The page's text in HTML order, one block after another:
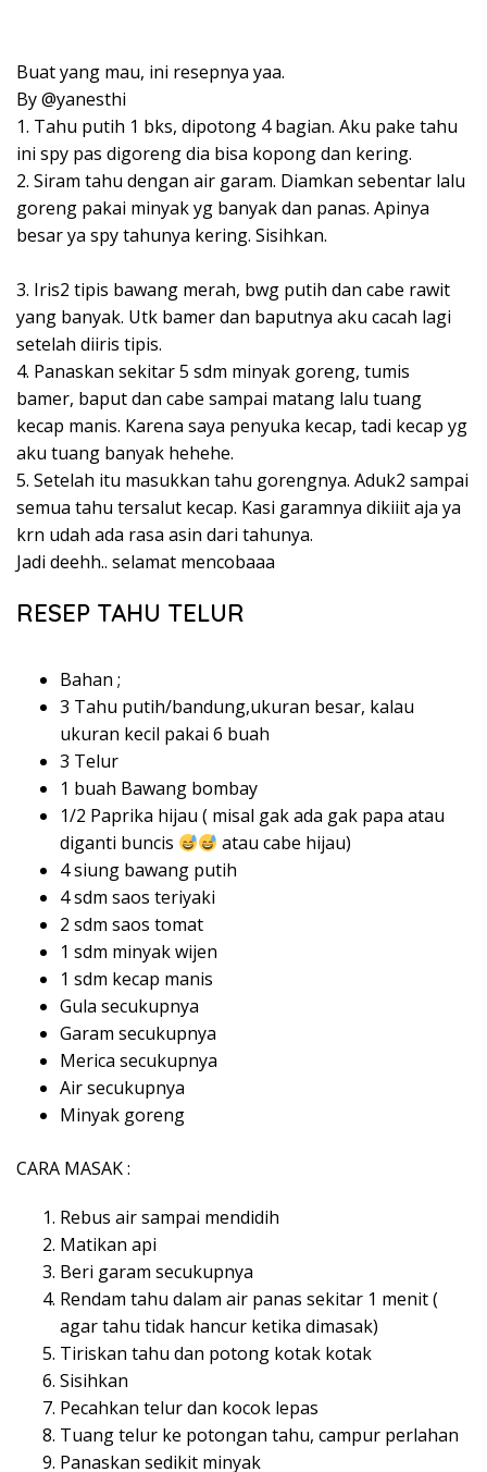
Buat yang mau, ini resepnya yaa. ⁣⁣
By @yanesthi ⁣⁣
1. Tahu putih 1 bks, dipotong 4 bagian. Aku pake tahu
ini spy pas digoreng dia bisa kopong dan kering. ⁣⁣
2. Siram tahu dengan air garam. Diamkan sebentar lalu
goreng pakai minyak yg banyak dan panas. Apinya
besar ya spy tahunya kering. Sisihkan.⁣⁣
3. Iris2 tipis bawang merah, bwg putih dan cabe rawit
yang banyak. Utk bamer dan baputnya aku cacah lagi
setelah diiris tipis. ⁣⁣
4. Panaskan sekitar 5 sdm minyak goreng, tumis
bamer, baput dan cabe sampai matang lalu tuang
kecap manis. Karena saya penyuka kecap, tadi kecap yg
aku tuang banyak hehehe. ⁣⁣
5. Setelah itu masukkan tahu gorengnya. Aduk2 sampai
semua tahu tersalut kecap. Kasi garamnya dikiiit aja ya
krn udah ada rasa asin dari tahunya. ⁣⁣
Jadi deehh.. selamat mencobaaa
RESEP TAHU TELUR
Bahan ;
3 Tahu putih/bandung,ukuran besar, kalau
ukuran kecil pakai 6 buah
3 Telur
1 buah Bawang bombay
1/2 Paprika hijau ( misal gak ada gak papa atau
diganti buncis
atau cabe hijau)
4 siung bawang putih
4 sdm saos teriyaki
2 sdm saos tomat
1 sdm minyak wijen
1 sdm kecap manis
Gula secukupnya
Garam secukupnya
Merica secukupnya
Air secukupnya
Minyak goreng
CARA MASAK :
Rebus air sampai mendidih
Matikan api
Beri garam secukupnya
Rendam tahu dalam air panas sekitar 1 menit (
agar tahu tidak hancur ketika dimasak)
Tiriskan tahu dan potong kotak kotak
Sisihkan
Pecahkan telur dan kocok lepas
Tuang telur ke potongan tahu, campur perlahan
Panaskan sedikit minyak